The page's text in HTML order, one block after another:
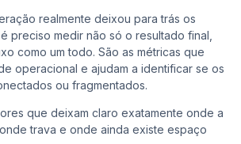
realmente deixou para trás os
preciso medir não só o resultado final,
como um todo. São as métricas que
operacional e ajudam a identificar se os
ou fragmentados.
que deixam claro exatamente onde a
trava e onde ainda existe espaço